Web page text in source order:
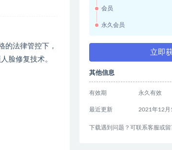
的法律管控下，
脸修复技术。
会员
永久会员
立即
其他信息
有效期 永久有效
最近更新 2021年12月
下载遇到问题？可联系客服或